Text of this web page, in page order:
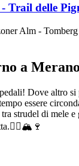
Trail delle
Alm - Tomberg
a Merano
Dove altro si
essere
strudel di mele e